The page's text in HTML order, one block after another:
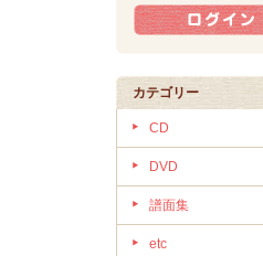
カテゴリー
CD
DVD
譜面集
etc